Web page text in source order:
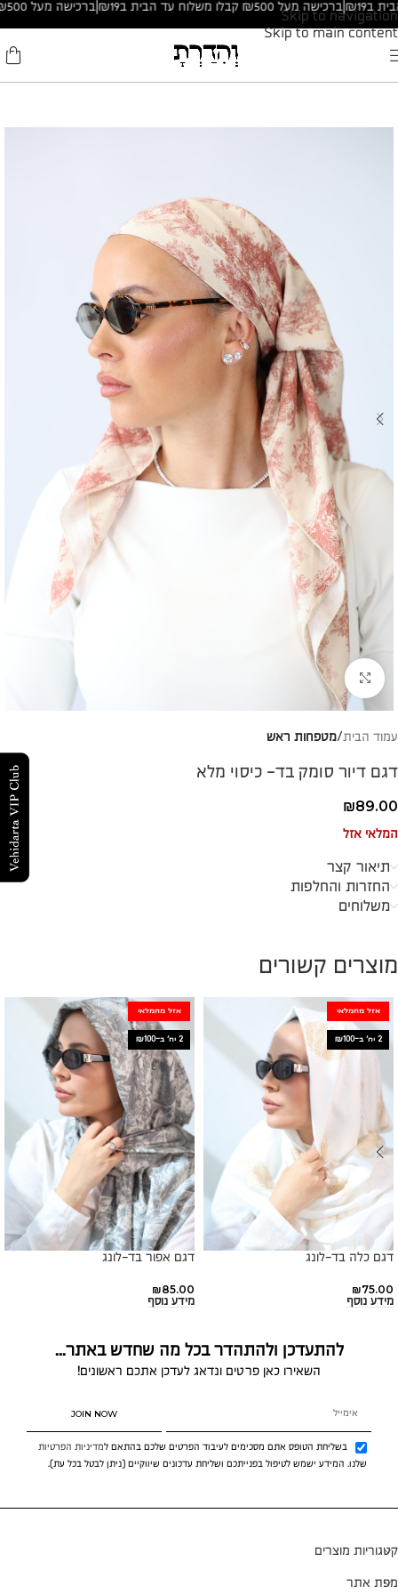
Skip to navigation
Skip to main content
ברכישה מעל ₪500 קבלו משלוח עד הבית ב₪19| ברכישה מעל ₪500 קבלו משלוח עד הבית ב₪19|
להגדלת התמונה
עמוד הבית מטפחות ראש
דגם דיור סומק בד- כיסוי מלא
₪89.00
המלאי אזל
תיאור קצר
החזרות והחלפות
משלוחים
מוצרים קשורים
אזל מהמלאי
2 יח׳ ב-₪100
דגם כלה בד-לונג
₪75.00
מידע נוסף
אזל מהמלאי
2 יח׳ ב-₪100
דגם אפור בד-לונג
₪85.00
מידע נוסף
להתעדכן ולהתהדר בכל מה שחדש באתר...
השאירו כאן פרטים ונדאג לעדכן אתכם ראשונים!
בשליחת הטופס אתם מסכימים לעיבוד הפרטים שלכם בהתאם למדיניות הפרטיות
שלנו. המידע ישמש לטיפול בפנייתכם ושליחת עדכונים שיווקיים (ניתן לבטל בכל עת).
JOIN NOW
קטגוריות מוצרים
מפת אתר